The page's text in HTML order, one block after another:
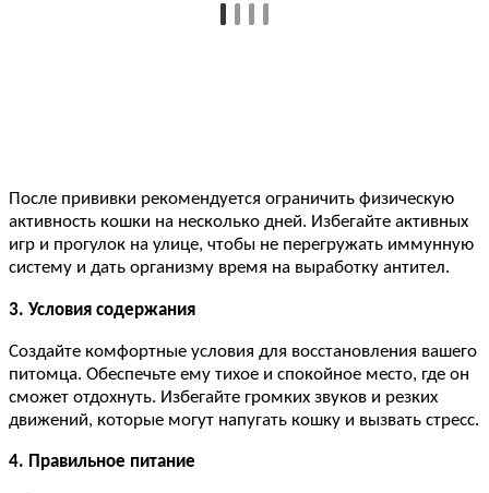
После прививки рекомендуется ограничить физическую
активность кошки на несколько дней. Избегайте активных
игр и прогулок на улице, чтобы не перегружать иммунную
систему и дать организму время на выработку антител.
3. Условия содержания
Создайте комфортные условия для восстановления вашего
питомца. Обеспечьте ему тихое и спокойное место, где он
сможет отдохнуть. Избегайте громких звуков и резких
движений, которые могут напугать кошку и вызвать стресс.
4. Правильное питание